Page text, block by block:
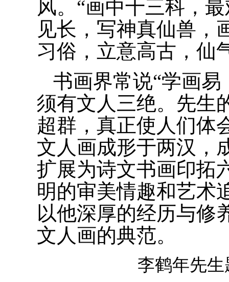
风。“画中十三科，
见长，写神真仙兽，
习俗，立意高古，仙
书画界常说“学画
须有文人三绝。先生
超群，真正使人们体
文人画成形于两汉，
扩展为诗文书画印拓
明的审美情趣和艺术
以他深厚的经历与修
文人画的典范。
李鹤年先生